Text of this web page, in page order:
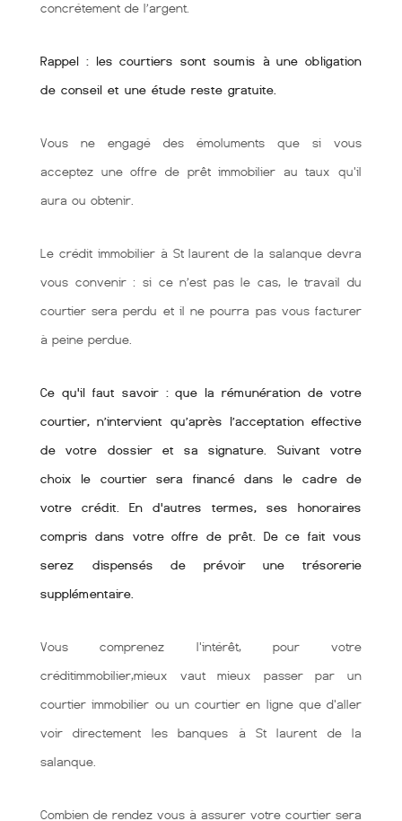
concrétement de l’argent.
Rappel : les courtiers sont soumis à une obligation
de conseil et une étude reste gratuite.
Vous ne engagé des émoluments que si vous
acceptez une offre de prêt immobilier au taux qu'il
aura ou obtenir.
Le crédit immobilier à St laurent de la salanque devra
vous convenir : si ce n’est pas le cas, le travail du
courtier sera perdu et il ne pourra pas vous facturer
à peine perdue.
Ce qu'il faut savoir : que la rémunération de votre
courtier, n’intervient qu’après l’acceptation effective
de votre dossier et sa signature. Suivant votre
choix le courtier sera financé dans le cadre de
votre crédit. En d'autres termes, ses honoraires
compris dans votre offre de prêt. De ce fait vous
serez dispensés de prévoir une trésorerie
supplémentaire.
Vous comprenez l'intérêt, pour votre
créditimmobilier,mieux vaut mieux passer par un
courtier immobilier ou un courtier en ligne que d'aller
voir directement les banques à St laurent de la
salanque.
Combien de rendez vous à assurer votre courtier sera